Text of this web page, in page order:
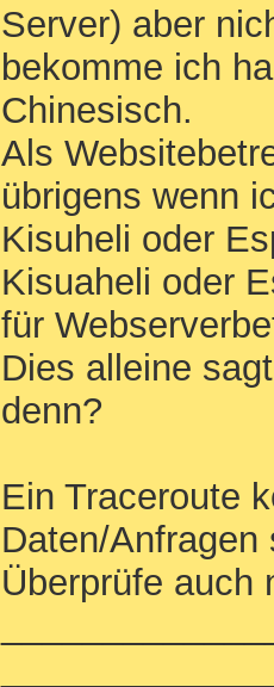
Server) aber
bekomme ich
Chinesisch.
Als
übrigens wenn
Kisuheli oder
Kisuaheli oder
für
Dies alleine
denn?
Ein Traceroute
Daten/
Überprüfe auch